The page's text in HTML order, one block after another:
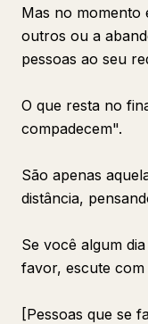
Mas no momento
outros ou a
pessoas ao seu
O que resta no
compadecem".
São apenas
distância,
Se você algum
favor, escute com
[Pessoas que se